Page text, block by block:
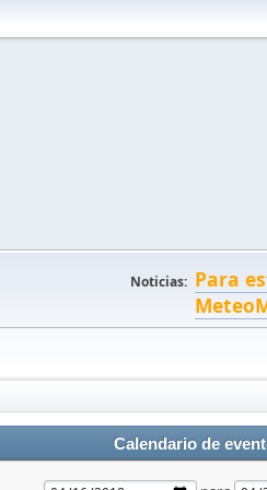
Noticias: Para
Calendario de